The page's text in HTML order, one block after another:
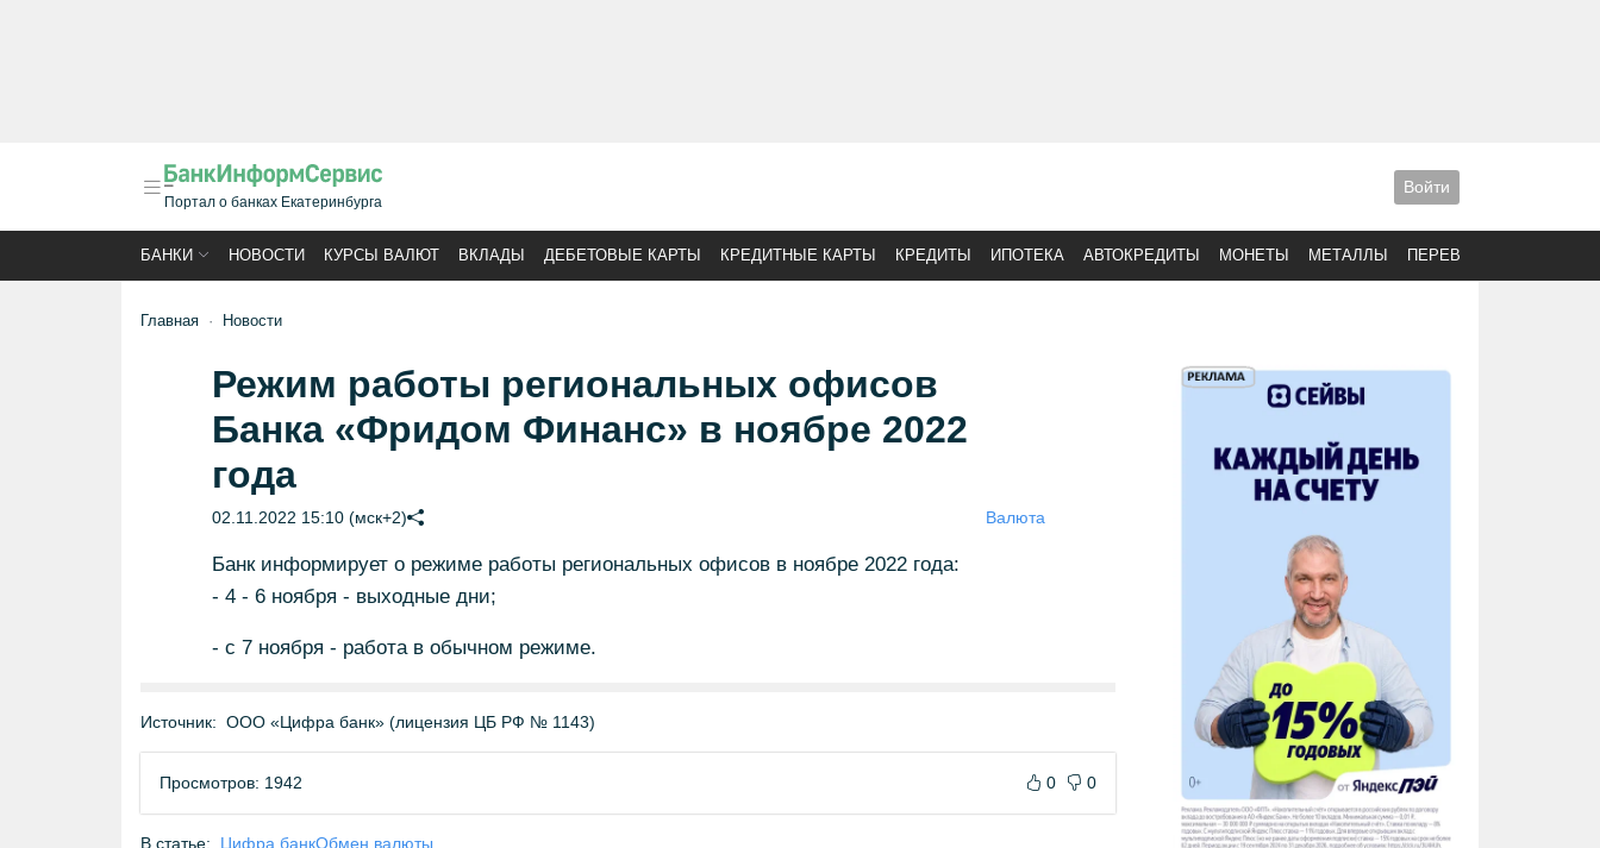
Портал о банках Екатеринбурга
Войти
БАНКИ НОВОСТИ КУРСЫ ВАЛЮТ ВКЛАДЫ ДЕБЕТОВЫЕ КАРТЫ КРЕДИТНЫЕ КАРТЫ КРЕДИТЫ ИПОТЕКА АВТОКРЕДИТЫ МОНЕТЫ МЕТАЛЛЫ ПЕРЕВОДЫ
Главная Новости
Режим работы региональных офисов
Банка «Фридом Финанс» в ноябре 2022
года
02.11.2022 15:10 (мск+2) Валюта
Банк информирует о режиме работы региональных офисов в ноябре 2022 года:
- 4 - 6 ноября - выходные дни;
- с 7 ноября - работа в обычном режиме.
Источник: ООО «Цифра банк» (лицензия ЦБ РФ № 1143)
Просмотров: 1942 0 0
В статье: Цифра банкОбмен валюты